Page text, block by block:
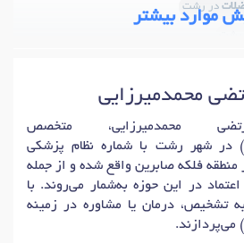
در رشت
رشت دکترسونوگرافی دو بعدی
در رشت
در رشت
رشت دکتر سونوگرافی داپلر در رشت
در رشت دکتر سونوگرافی لگندر رشت
دکتر
موارد بیشتر
محمدمیرزایی
محمدمیرزایی، متخصص
در شهر رشت با شماره نظام پزشکی
در منطقه فلکه صابرین واقع شده و از جمله
در این حوزه به‌شمار می‌روند. با
تشخیص، درمان یا مشاوره در زمینه
می‌پردازند.